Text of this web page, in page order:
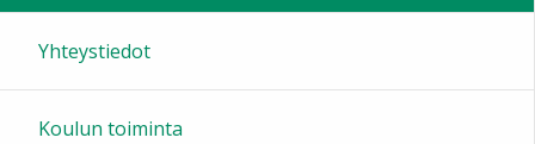
13:00
14:00
Yhteystiedot
Koulun toiminta